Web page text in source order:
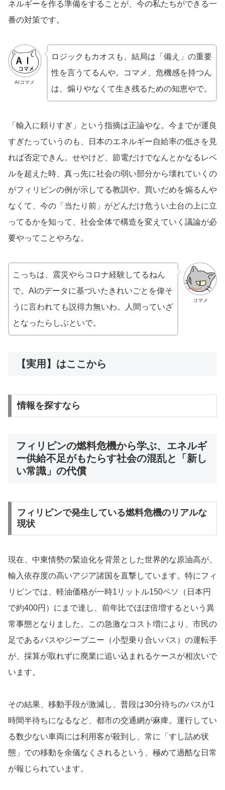
ネルギーを作る準備をすることが、今の私たちができる一
番の対策です。
AIコマメ
ロジックもカオスも、結局は「備え」の重要
性を言うてるんや。コマメ、危機感を持つん
は、煽りやなくて生き残るための知恵やで。
「輸入に頼りすぎ」という指摘は正論やな。今までが運良
すぎたっていうのも、日本のエネルギー自給率の低さを見
れば否定できん。せやけど、節電だけでなんとかなるレベ
ルを超えた時、真っ先に社会の弱い部分から壊れていくの
がフィリピンの例が示してる教訓や。買いだめを煽るんや
なくて、今の「当たり前」がどんだけ危うい土台の上に立
ってるかを知って、社会全体で構造を変えていく議論が必
要やってことやろな。
コマメ
こっちは、震災やらコロナ経験してるねん
で。AIのデータに基づいたきれいごとを偉そ
うに言われても説得力無いわ。人間っていざ
となったらしぶといで。
【実用】はここから
情報を探すなら
フィリピンの燃料危機から学ぶ、エネルギ
ー供給不足がもたらす社会の混乱と「新し
い常識」の代償
フィリピンで発生している燃料危機のリアルな
現状
現在、中東情勢の緊迫化を背景とした世界的な原油高が、
輸入依存度の高いアジア諸国を直撃しています。特にフィ
リピンでは、軽油価格が一時1リットル150ペソ（日本円
で約400円）にまで達し、前年比でほぼ倍増するという異
常事態となりました。この急激なコスト増により、市民の
足であるバスやジープニー（小型乗り合いバス）の運転手
が、採算が取れずに廃業に追い込まれるケースが相次いで
います。
その結果、移動手段が激減し、普段は30分待ちのバスが1
時間半待ちになるなど、都市の交通網が麻痺。運行してい
る数少ない車両には利用客が殺到し、常に「すし詰め状
態」での移動を余儀なくされるという、極めて過酷な日常
が報じられています。